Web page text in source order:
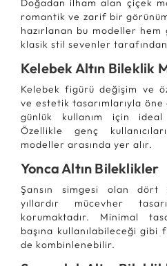
Doğadan ilham alan çiçek
romantik ve zarif bir
hazırlanan bu modeller hem
klasik stil sevenler
Kelebek Altın Bileklik
Kelebek figürü değişim ve
ve estetik tasarımlarıyla
günlük kullanım için
Özellikle genç
modeller arasında yer alır.
Yonca Altın Bileklikler
Şansın simgesi olan dört
yıllardır mücevher
korumaktadır. Minimal
başına kullanılabileceği
de kombinlenebilir.